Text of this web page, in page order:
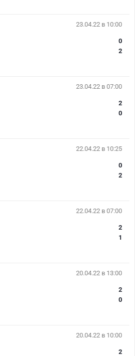
23.04.22 в 10:00
0
2
23.04.22 в 07:00
2
0
22.04.22 в 10:25
0
2
22.04.22 в 07:00
2
1
20.04.22 в 13:00
2
0
20.04.22 в 10:00
2